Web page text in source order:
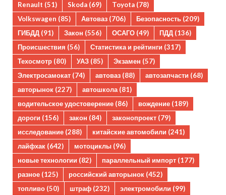
Renault (51) Skoda (69) Toyota (78)
Volkswagen (85) Автоваз (706) Безопасность (209)
ГИБДД (91) Закон (556) ОСАГО (49) ПДД (136)
Происшествия (56) Статистика и рейтинги (317)
Техосмотр (80) УАЗ (85) Экзамен (57)
Электросамокат (74) автоваз (88) автозапчасти (68)
авторынок (227) автошкола(81)
водительское удостоверение (86) вождение (189)
дороги (156) закон (84) законопроект (79)
исследование (288) китайские автомобили (241)
лайфхак (642) мотоциклы (96)
новые технологии (82) параллельный импорт (177)
разное (125) российский авторынок (452)
топливо (50) штраф (232) электромобили (99)